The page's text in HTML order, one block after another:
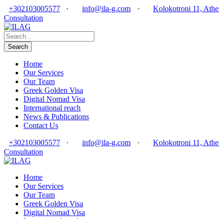
+302103005577 · info@ila-g.com · Kolokotroni 11,
Consultation
Home
Our Services
Our Team
Greek Golden Visa
Digital Nomad Visa
International reach
News & Publications
Contact Us
+302103005577 · info@ila-g.com · Kolokotroni 11,
Consultation
Home
Our Services
Our Team
Greek Golden Visa
Digital Nomad Visa